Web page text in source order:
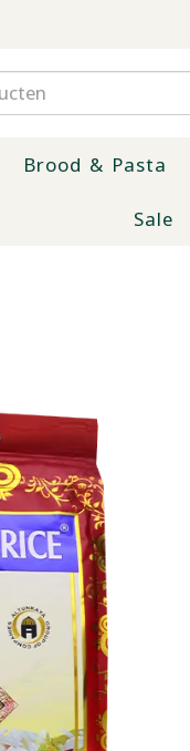
Brood & Pasta
Sale